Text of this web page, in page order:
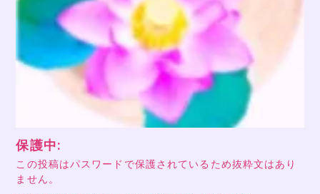
保護中:
この投稿はパスワードで保護されているため抜粋文はあり
ません。